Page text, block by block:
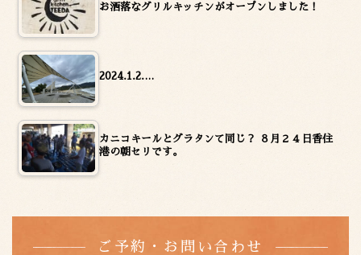
お洒落なグリルキッチンがオープンしました！
2024.1.2.…
カニコキールとグラタンて同じ？ ８月２４日香住
港の朝セリです。
ご予約・お問い合わせ